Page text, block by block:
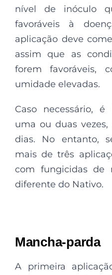
nível de inóculo
favoráveis à
aplicação deve
assim que as
forem favoráveis,
umidade elevadas.
Caso necessário,
uma ou duas
dias. No entanto,
mais de três
com fungicidas de
diferente do Nativo.
Mancha-parda
A primeira